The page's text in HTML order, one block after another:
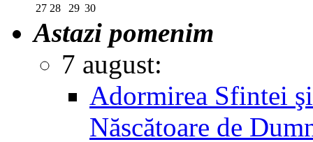
27 28 29 30
Astazi pomenim
7 august:
Adormirea Sfintei
Născătoare de